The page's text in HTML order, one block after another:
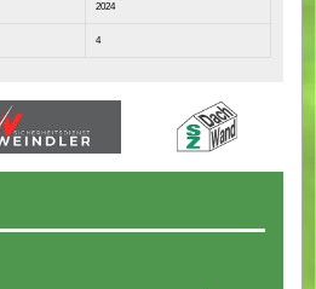
2024
4